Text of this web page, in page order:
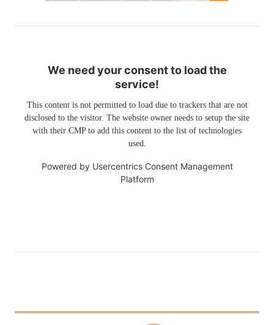
We need your consent to load the
service!
This content is not permitted to load due to trackers that are not
disclosed to the visitor. The website owner needs to setup the site
with their CMP to add this content to the list of technologies
used.
Powered by Usercentrics Consent Management
Platform